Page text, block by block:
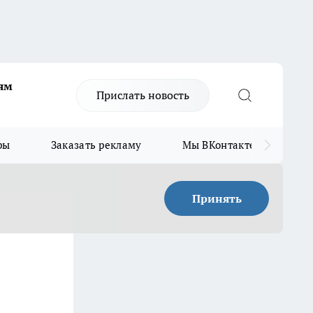
Прислать новость
Заказать рекламу Мы ВКонтакте
Принять